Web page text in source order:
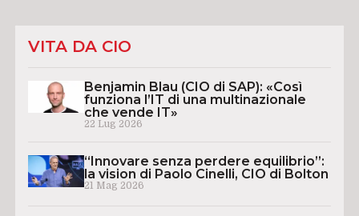
VITA DA CIO
Benjamin Blau (CIO di SAP): «Così
funziona l’IT di una multinazionale
che vende IT»
22 Lug 2026
“Innovare senza perdere equilibrio”:
la vision di Paolo Cinelli, CIO di Bolton
21 Mag 2026